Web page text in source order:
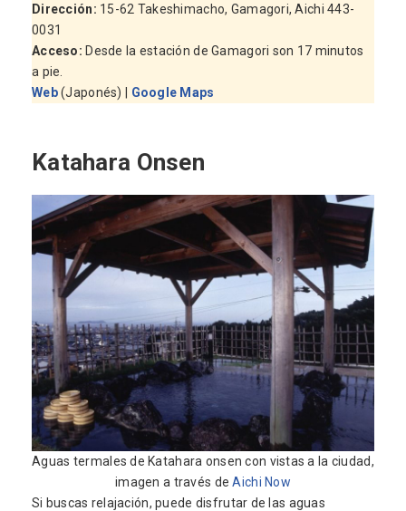
Dirección: 15-62 Takeshimacho, Gamagori, Aichi 443-
0031
Acceso:Desde la estación de Gamagori son 17 minutos
a pie.
Web (Japonés) | Google Maps
Katahara Onsen
Aguas termales de Katahara onsen con vistas a la ciudad,
imagen a través deAichi Now
Si buscas relajación, puede disfrutar de las aguas